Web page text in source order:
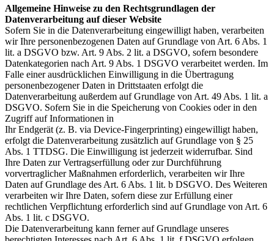
Allgemeine Hinweise zu den Rechtsgrundlagen der
Datenverarbeitung auf dieser Website
Sofern Sie in die Datenverarbeitung eingewilligt haben, verarbeiten
wir Ihre personenbezogenen Daten auf Grundlage von Art. 6 Abs. 1
lit. a DSGVO bzw. Art. 9 Abs. 2 lit. a DSGVO, sofern besondere
Datenkategorien nach Art. 9 Abs. 1 DSGVO verarbeitet werden. Im
Falle einer ausdrücklichen Einwilligung in die Übertragung
personenbezogener Daten in Drittstaaten erfolgt die
Datenverarbeitung außerdem auf Grundlage von Art. 49 Abs. 1 lit. a
DSGVO. Sofern Sie in die Speicherung von Cookies oder in den
Zugriff auf Informationen in
Ihr Endgerät (z. B. via Device-Fingerprinting) eingewilligt haben,
erfolgt die Datenverarbeitung zusätzlich auf Grundlage von § 25
Abs. 1 TTDSG. Die Einwilligung ist jederzeit widerrufbar. Sind
Ihre Daten zur Vertragserfüllung oder zur Durchführung
vorvertraglicher Maßnahmen erforderlich, verarbeiten wir Ihre
Daten auf Grundlage des Art. 6 Abs. 1 lit. b DSGVO. Des Weiteren
verarbeiten wir Ihre Daten, sofern diese zur Erfüllung einer
rechtlichen Verpflichtung erforderlich sind auf Grundlage von Art. 6
Abs. 1 lit. c DSGVO.
Die Datenverarbeitung kann ferner auf Grundlage unseres